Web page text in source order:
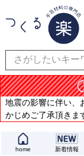
地震の影響に伴い、
かじめご了承頂き
home 新着情報